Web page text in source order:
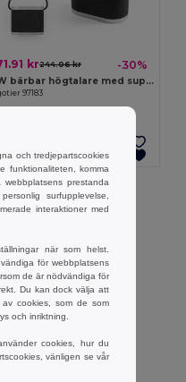
kr244.06 kr -30%
5W bärbar högtalare med supersnabb 15W trådlös laddare och 2 timmars batteritid gjord av bambu och återvunnen PET (100 % rPET)
97183
och tredjepartscookies
funktionaliteten, komma
prestanda
surfupplevelse,
interaktioner med
när som helst.
för webbplatsens
de är nödvändiga för
Du kan dock välja att
cookies, som de som
och inriktning.
cookies, hur du
vänligen se vår